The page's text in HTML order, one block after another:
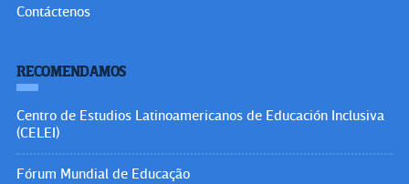
Contáctenos
RECOMENDAMOS
Centro de Estudios Latinoamericanos de Educación Inclusiva
(CELEI)
Fórum Mundial de Educação